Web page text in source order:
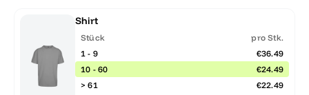
Shirt
Stück
pro Stk.
1 - 9
€36.49
10 - 60
€24.49
> 61
€22.49